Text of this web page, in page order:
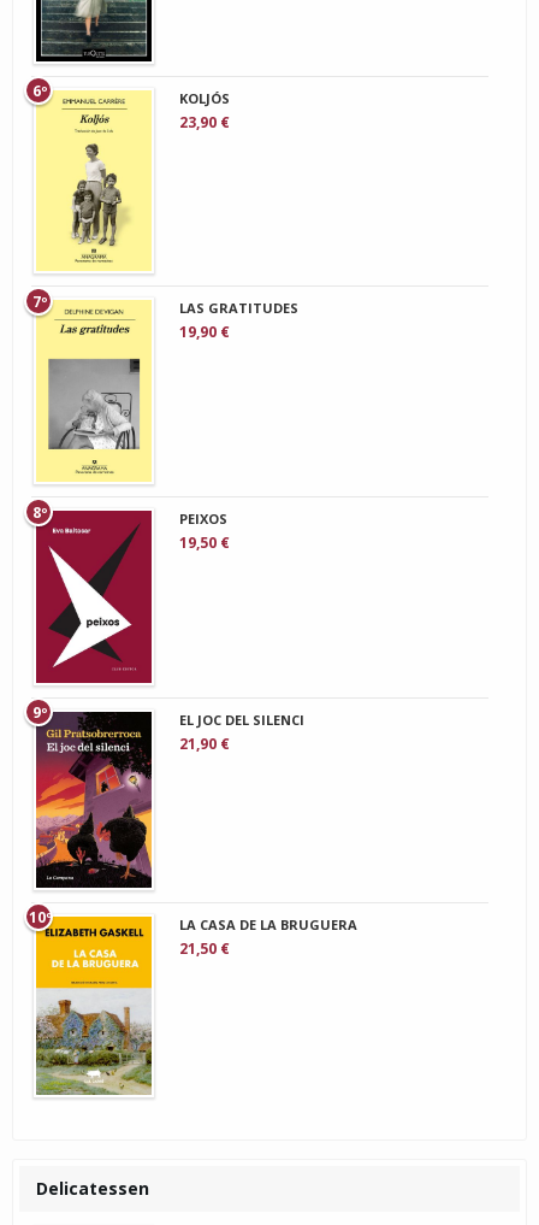
KOLJÓS
23,90 €
6º
LAS GRATITUDES
19,90 €
7º
PEIXOS
19,50 €
8º
EL JOC DEL SILENCI
21,90 €
9º
LA CASA DE LA BRUGUERA
21,50 €
10º
Delicatessen